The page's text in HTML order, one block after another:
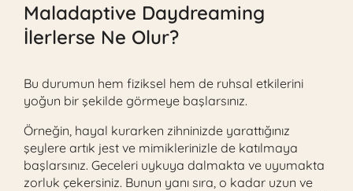
Maladaptive Daydreaming
İlerlerse Ne Olur?
Bu durumun hem fiziksel hem de ruhsal etkilerini
yoğun bir şekilde görmeye başlarsınız.
Örneğin, hayal kurarken zihninizde yarattığınız
şeylere artık jest ve mimiklerinizle de katılmaya
başlarsınız. Geceleri uykuya dalmakta ve uyumakta
zorluk çekersiniz. Bunun yanı sıra, o kadar uzun ve